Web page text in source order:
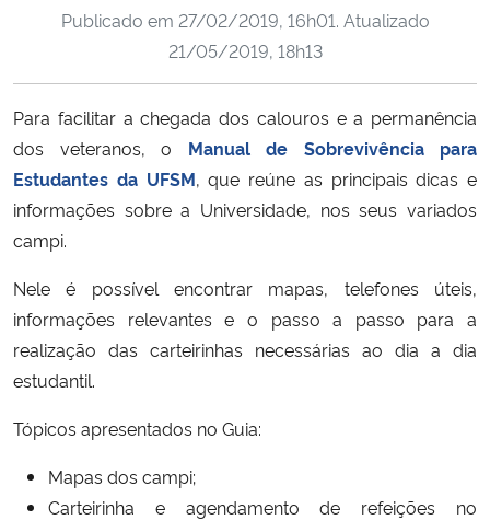
Ministério da Cidadania
Ministério de Minas e Energia
Ministério da Ciência, Tecnologia, Inovações e Comunicações
Ministério do Meio Ambiente
Ministério do Desenvolvimento Regional
Controladoria-Geral da União
Ministério da Mulher, da Família e dos Direitos Humanos
Publicado em 27/02/2019, 16h01. Atualizado
21/05/2019, 18h13
Para facilitar a chegada dos calouros e a permanência
dos veteranos, o Manual de Sobrevivência para
Estudantes da UFSM, que reúne as principais dicas e
informações sobre a Universidade, nos seus variados
campi.
Nele é possível encontrar mapas, telefones úteis,
informações relevantes e o passo a passo para a
realização das carteirinhas necessárias ao dia a dia
estudantil.
Tópicos apresentados no Guia:
Mapas dos campi;
Carteirinha e agendamento de refeições no